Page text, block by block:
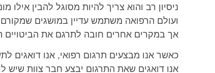
ניסיון רב והוא צריך להיות מסוגל להבין
ועולם הרפואה משתמש עדיין במושגים
אך במקרים אחרים חובה לתרגם את הביטויים
כאשר אנו מבצעים תרגום רפואי, אנו
אנו דואגים שאת התרגום יבצע חבר צוות שיש